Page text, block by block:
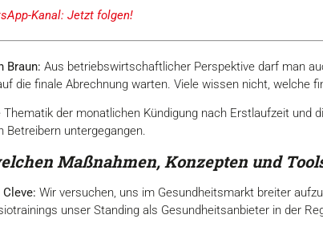
Kanal: Jetzt folgen!
Braun: Aus betriebswirtschaftlicher Perspektive darf man
die finale Abrechnung warten. Viele wissen nicht, welche
Thematik der monatlichen Kündigung nach Erstlaufzeit und
Betreibern untergegangen.
Maßnahmen, Konzepten und
Wir versuchen, uns im Gesundheitsmarkt breiter
unser Standing als Gesundheitsanbieter in der